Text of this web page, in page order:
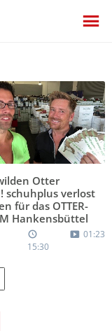
Otter
schuhplus verlost
für das OTTER-
Hankensbüttel
15:30
01:23